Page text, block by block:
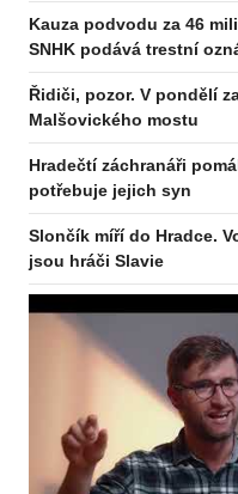
Kauza podvodu za 46
SNHK podává trestní
Řidiči, pozor. V pondělí
Malšovického mostu
Hradečtí záchranáři
potřebuje jejich syn
Slončík míří do Hradce.
jsou hráči Slavie